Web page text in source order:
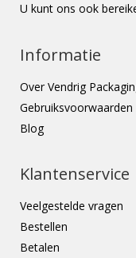
U kunt ons ook
Informatie
Over Vendrig
Gebruiksvoorwaarden
Blog
Klantenservice
Veelgestelde vragen
Bestellen
Betalen